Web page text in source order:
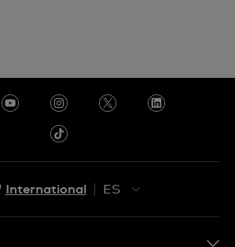
International
ES